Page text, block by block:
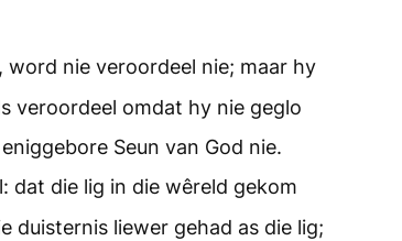
word nie veroordeel nie; maar hy
veroordeel omdat hy nie geglo
Seun van God nie.
dat die lig in die wêreld gekom
duisternis liewer gehad as die lig;